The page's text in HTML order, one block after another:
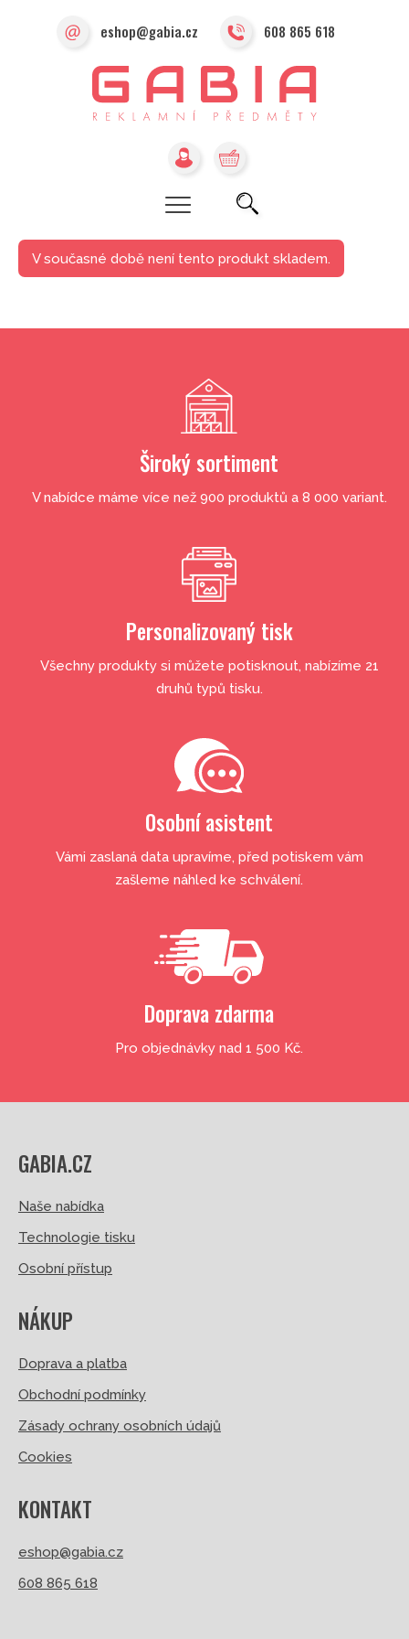
eshop@gabia.cz 608 865 618
V současné době není tento produkt skladem.
Široký sortiment
V nabídce máme více než 900 produktů a 8 000 variant.
Personalizovaný tisk
Všechny produkty si můžete potisknout, nabízíme 21
druhů typů tisku.
Osobní asistent
Vámi zaslaná data upravíme, před potiskem vám
zašleme náhled ke schválení.
Doprava zdarma
Pro objednávky nad 1 500 Kč.
GABIA.CZ
Naše nabídka
Technologie tisku
Osobní přístup
NÁKUP
Doprava a platba
Obchodní podmínky
Zásady ochrany osobních údajů
Cookies
KONTAKT
eshop@gabia.cz
608 865 618